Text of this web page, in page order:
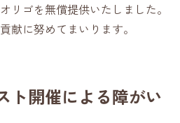
リゴを無償提供いたしました。
献に努めてまいります。
ト開催による障がい